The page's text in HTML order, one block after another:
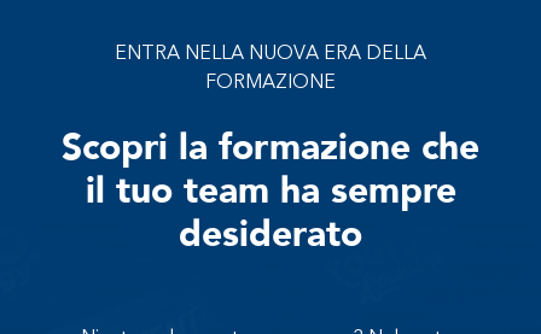
ENTRA NELLA NUOVA ERA DELLA
FORMAZIONE
Scopri la formazione che
il tuo team ha sempre
desiderato